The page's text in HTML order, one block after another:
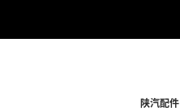
陕汽配件